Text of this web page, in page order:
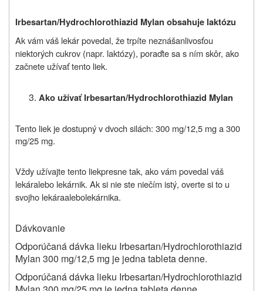
Irbesartan/Hydrochlorothiazid Mylan obsahuje laktózu
Ak vám váš lekár povedal, že trpíte neznášanlivosťou
niektorých cukrov (napr. laktózy), poraďte sa s ním skôr, ako
začnete užívať tento liek.
Ako užívať Irbesartan/Hydrochlorothiazid Mylan
Tento liek je dostupný v dvoch silách: 300 mg/12,5 mg a 300
mg/25 mg.
Vždy užívajtetento liekpresne tak, ako vám povedal váš
lekáralebo lekárnik. Ak si nie ste niečím istý, overte si to u
svojho lekáraalebolekárnika.
Dávkovanie
Odporúčaná dávka lieku Irbesartan/Hydrochlorothiazid
Mylan 300 mg/12,5 mg je jedna tableta denne.
Odporúčaná dávka lieku Irbesartan/Hydrochlorothiazid